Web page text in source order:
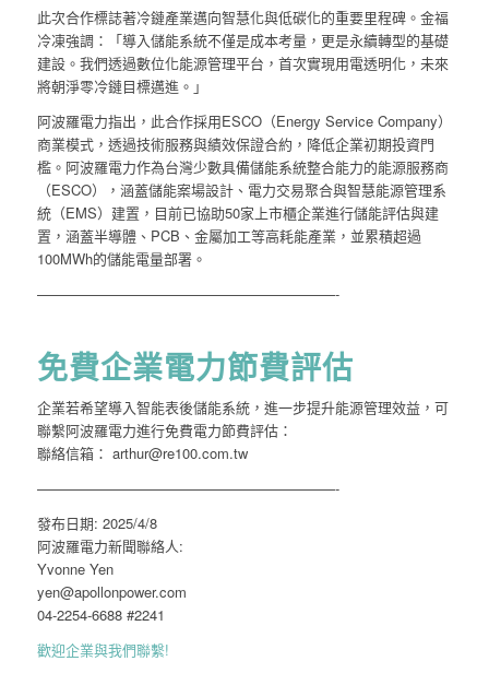
此次合作標誌著冷鏈產業邁向智慧化與低碳化的重要里程碑。金福
冷凍強調：「導入儲能系統不僅是成本考量，更是永續轉型的基礎
建設。我們透過數位化能源管理平台，首次實現用電透明化，未來
將朝淨零冷鏈目標邁進。」
阿波羅電力指出，此合作採用ESCO（Energy Service Company）
商業模式，透過技術服務與績效保證合約，降低企業初期投資門
檻。阿波羅電力作為台灣少數具備儲能系統整合能力的能源服務商
（ESCO），涵蓋儲能案場設計、電力交易聚合與智慧能源管理系
統（EMS）建置，目前已協助50家上市櫃企業進行儲能評估與建
置，涵蓋半導體、PCB、金屬加工等高耗能產業，並累積超過
100MWh的儲能電量部署。
—————————————————————-
免費企業電力節費評估
企業若希望導入智能表後儲能系統，進一步提升能源管理效益，可
聯繫阿波羅電力進行免費電力節費評估：
聯絡信箱： arthur@re100.com.tw
—————————————————————-
發布日期: 2025/4/8
阿波羅電力新聞聯絡人:
Yvonne Yen
yen@apollonpower.com
04-2254-6688 #2241
歡迎企業與我們聯繫!